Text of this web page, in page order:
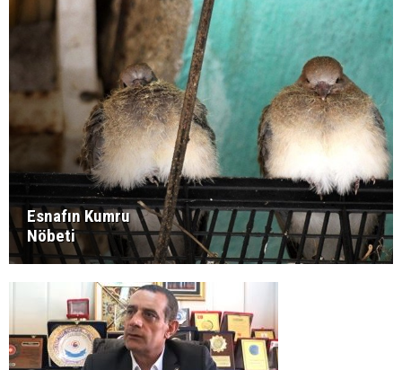
Esnafın Kumru
Nöbeti